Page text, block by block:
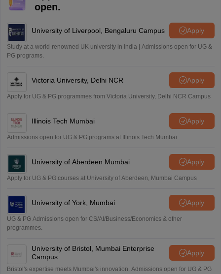
open.
University of Liverpool, Bengaluru Campus Apply
Study at a world-renowned UK university in India | Admissions open for UG &
PG programs.
Victoria University, Delhi NCR Apply
Apply for UG & PG programmes from Victoria University, Delhi NCR Campus
Illinois Tech Mumbai Apply
Admissions open for UG & PG programs at Illinois Tech Mumbai
University of Aberdeen Mumbai Apply
Apply for UG & PG courses at University of Aberdeen, Mumbai Campus
University of York, Mumbai Apply
UG & PG Admissions open for CS/AI/Business/Economics & other
programmes.
University of Bristol, Mumbai Enterprise
Campus
Apply
Bristol's expertise meets Mumbai's innovation. Admissions open for UG & PG